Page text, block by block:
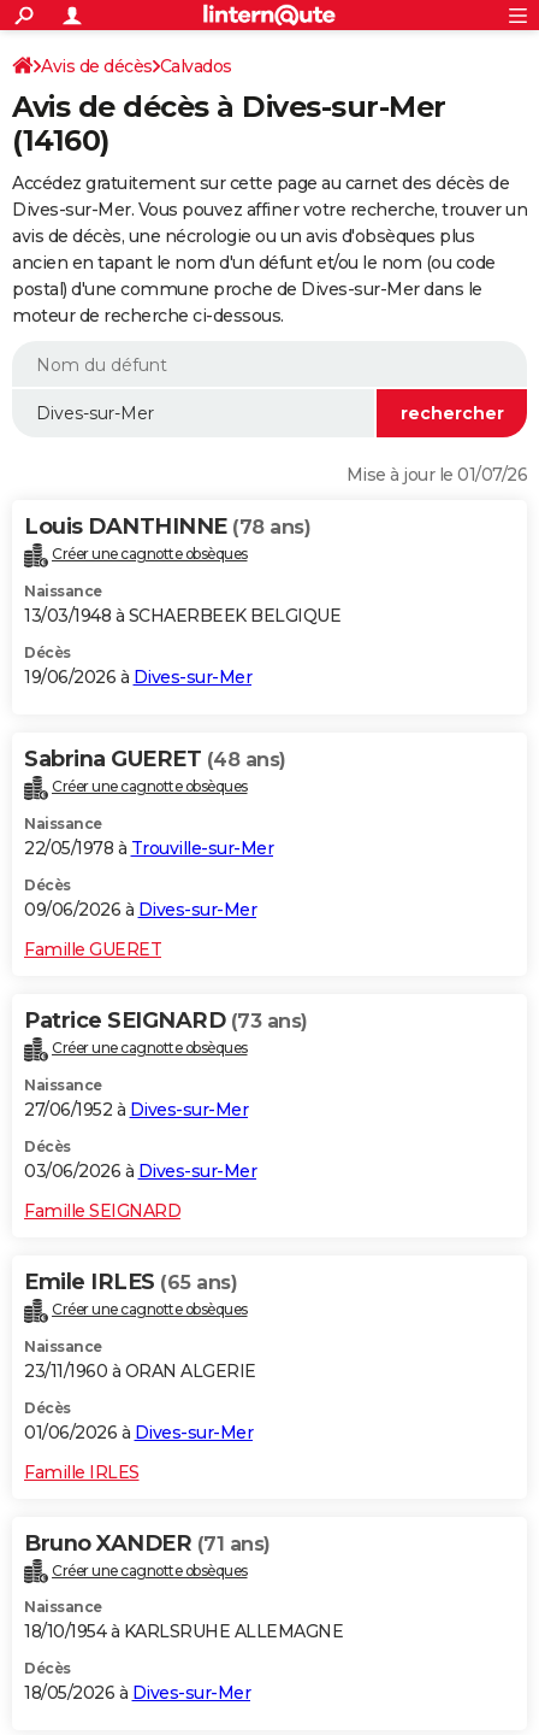
ACTUALITÉS
Politique
Société
Faits Divers
Education
Monde
Villes
+
SPORT
Coupe du monde 2026
Football
Tennis
Cyclisme
Rugby
Forum
FINANCE
Retraite
Impôts
Epargne
Immobilier
Risques naturels par ville
Banque
Assurance
Crédit
Essais
Réserver un essai
Citadines
Berlines
SUV
Forum auto
+
HIGH-TECH
Mobiles
Meilleur smartphone
Internet
Ordinateurs
Jeux vidéo
Guide high-tech
+BRICOLAGE
Forum
Aménagement intérieur
Extérieur
Cuisine
Salle de bains
Jardinage
Rangement
WEEK-END
Guides de France
Escapades
Patrimoine
Expositions
Musées
Week-end nature
LIFESTYLE
Alimentation
Guide de la santé
Maladies
Médicaments
Sommeil
VOYAGE
Destinations
City break
Voyage nature
Voyage de noces
Forum
Climat
+PHOTO
GUIDES D'ACHAT
BONS PLANS
Carte de Noël
Carte Bonne année
Carte Saint-Valentin
Carte Pâques
Carte d'anniversaire
DICTIONNAIRE
PROGRAMME TV
COPAINS D'AVANT
S'inscrire
Se connecter
Lycées
Collèges
Primaires
Universités
Entreprises
Service militaire
Avis de recherche
AVIS DE DÉCÈS
FORUM
Avis de décès Calvados
Avis de décès à Dives-sur-Mer
(14160)
Accédez gratuitement sur cette page au carnet des décès de
Dives-sur-Mer. Vous pouvez affiner votre recherche, trouver un
avis de décès, une nécrologie ou un avis d'obsèques plus
ancien en tapant le nom d'un défunt et/ou le nom (ou code
postal) d'une commune proche de Dives-sur-Mer dans le
moteur de recherche ci-dessous.
Mise à jour le 01/07/26
Louis DANTHINNE (78 ans)
Créer une cagnotte obsèques
Naissance
13/03/1948 à SCHAERBEEK BELGIQUE
Décès
19/06/2026 à Dives-sur-Mer
Sabrina GUERET (48 ans)
Créer une cagnotte obsèques
Naissance
22/05/1978 à Trouville-sur-Mer
Décès
09/06/2026 à Dives-sur-Mer
Famille GUERET
Patrice SEIGNARD (73 ans)
Créer une cagnotte obsèques
Naissance
27/06/1952 à Dives-sur-Mer
Décès
03/06/2026 à Dives-sur-Mer
Famille SEIGNARD
Emile IRLES (65 ans)
Créer une cagnotte obsèques
Naissance
23/11/1960 à ORAN ALGERIE
Décès
01/06/2026 à Dives-sur-Mer
Famille IRLES
Bruno XANDER (71 ans)
Créer une cagnotte obsèques
Naissance
18/10/1954 à KARLSRUHE ALLEMAGNE
Décès
18/05/2026 à Dives-sur-Mer